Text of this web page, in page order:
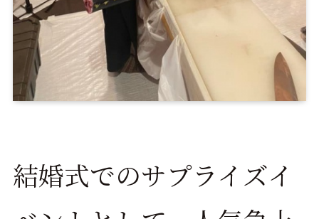
結婚式でのサプライズイ